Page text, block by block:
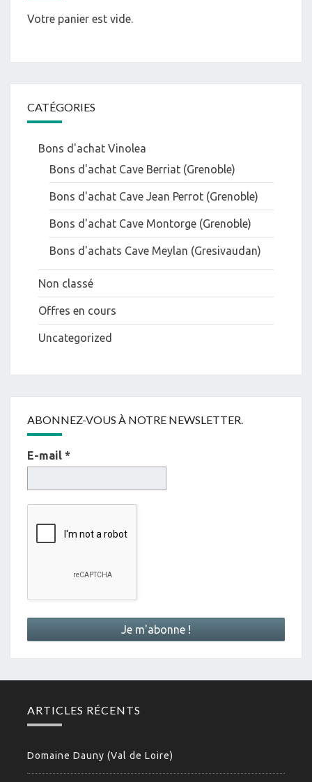
Votre panier est vide.
CATÉGORIES
Bons d'achat Vinolea
Bons d'achat Cave Berriat (Grenoble)
Bons d'achat Cave Jean Perrot (Grenoble)
Bons d'achat Cave Montorge (Grenoble)
Bons d'achats Cave Meylan (Gresivaudan)
Non classé
Offres en cours
Uncategorized
ABONNEZ-VOUS À NOTRE NEWSLETTER.
E-mail *
ARTICLES RÉCENTS
Domaine Dauny (Val de Loire)